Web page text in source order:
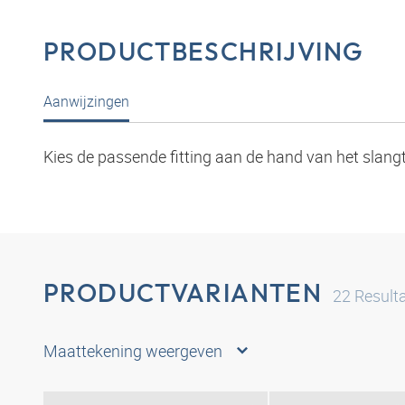
PRODUCTBESCHRIJVING
Aanwijzingen
Kies de passende fitting aan de hand van het
PRODUCTVARIANTEN 22
Maattekening weergeven